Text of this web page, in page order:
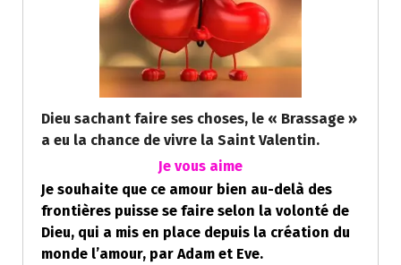
Dieu sachant faire ses choses, le « Brassage »
a eu la chance de vivre la Saint Valentin.
Je vous aime
Je souhaite que ce amour bien au-delà des
frontières puisse se faire selon la volonté de
Dieu, qui a mis en place depuis la création du
monde l’amour, par Adam et Eve.